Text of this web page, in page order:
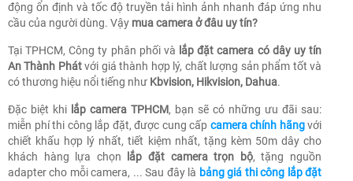
động ổn định và tốc độ truyền tải hình ảnh nhanh đáp ứng nhu
cầu của người dùng. Vậy mua camera ở đâu uy tín?
Tại TPHCM, Công ty phân phối và lắp đặt camera có dây uy tín
An Thành Phátvới giá thành hợp lý, chất lượng sản phẩm tốt và
có thương hiệu nổi tiếng như Kbvision, Hikvision, Dahua.
Đặc biệt khi lắp camera TPHCM, bạn sẽ có những ưu đãi sau:
miễn phí thi công lắp đặt, được cung cấp camera chính hãngvới
chiết khấu hợp lý nhất, tiết kiệm nhất, tặng kèm 50m dây cho
khách hàng lựa chọn
lắp đặt camera trọn bộ, tặng nguồn
adapter cho mỗi camera, ... Sau đây là bảng giá thi công lắp đặt